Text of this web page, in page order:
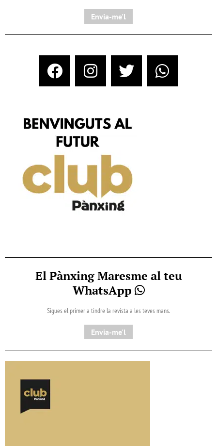
Envia-me'l
El Pànxing Maresme al teu
WhatsApp
Sigues el primer a tindre la revista a les teves mans.
Envia-me'l